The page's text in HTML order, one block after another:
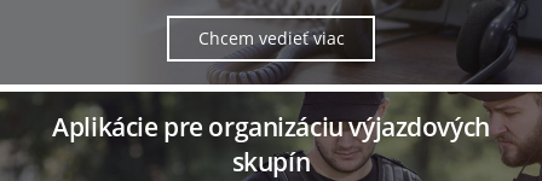
Chcem vedieť viac
Aplikácie pre organizáciu výjazdových
skupín